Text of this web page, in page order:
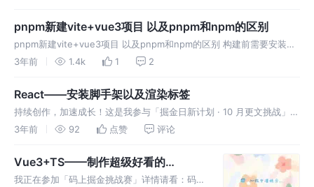
它
pnpm新建vite+vue3项目 以及pnpm和npm的区别
pnpm新建vite+vue3项目 以及pnpm和npm的区别 构建前需要安装以
下配置 安装pnpm 设置镜像源 配置pnpm环境 添加包 移除包 npm 和
3年前 1.4k 1 2
React——安装脚手架以及渲染标签
持续创作，加速成长！这是我参与「掘金日新计划 · 10 月更文挑战」的
第11天，点击查看活动详情​ 基本使用 react包核心 提供创建元素、组
3年前 92 点赞 评论
Vue3+TS——制作超级好看的
Loading特效（包括字体）以及随机生
​我正在参加「码上掘金挑战赛」详情请看：码上